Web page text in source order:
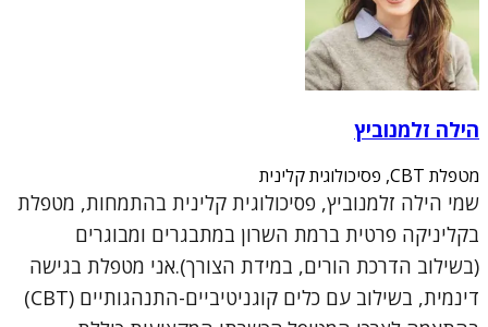
הילה זלמנוביץ
מטפלת CBT, פסיכולוגית קלינית
שמי הילה זלמנוביץ, פסיכולוגית קלינית בהתמחות, מטפלת
בקליניקה פרטית ברמת השרון במתבגרים ומבוגרים
(בשילוב הדרכת הורים, במידת הצורך).אני מטפלת בגישה
דינמית, בשילוב עם כלים קוגניטיביים-התנהגותיים (CBT)